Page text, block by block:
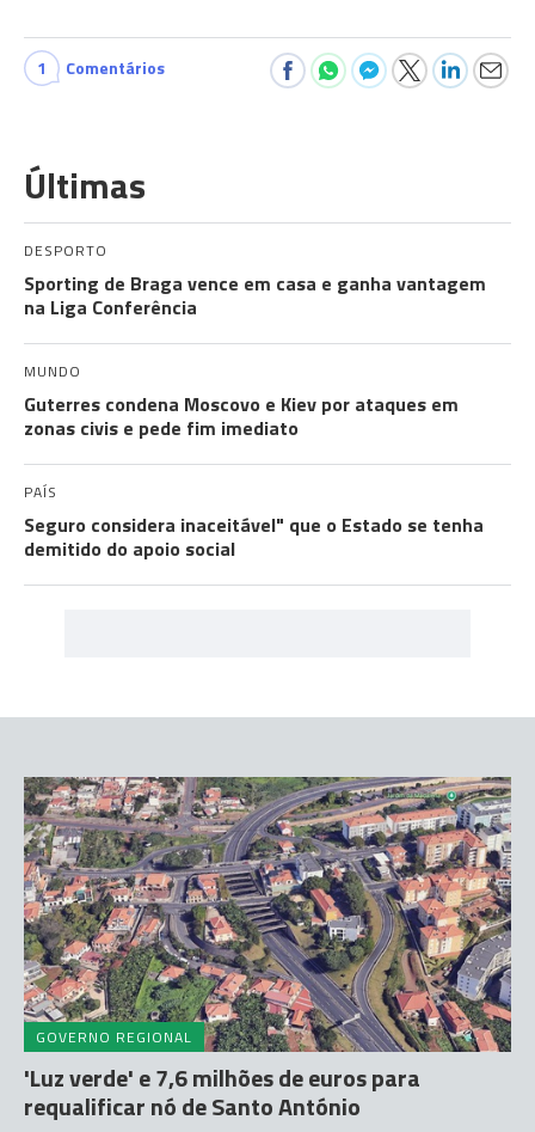
1 Comentários
Últimas
DESPORTO
Sporting de Braga vence em casa e ganha vantagem
na Liga Conferência
MUNDO
Guterres condena Moscovo e Kiev por ataques em
zonas civis e pede fim imediato
PAÍS
Seguro considera inaceitável" que o Estado se tenha
demitido do apoio social
GOVERNO REGIONAL
'Luz verde' e 7,6 milhões de euros para
requalificar nó de Santo António